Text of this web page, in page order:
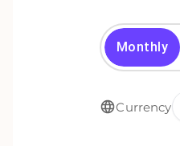
Monthly
Currency